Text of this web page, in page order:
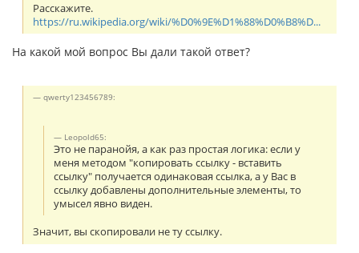
Расскажите.
https://ru.wikipedia.org/wiki/%D0%9E%D1%88%D0%B8%D...
На какой мой вопрос Вы дали такой ответ?
qwerty123456789:
Leopold65:
Это не паранойя, а как раз простая логика: если у
меня методом "копировать ссылку - вставить
ссылку" получается одинаковая ссылка, а у Вас в
ссылку добавлены дополнительные элементы, то
умысел явно виден.
Значит, вы скопировали не ту ссылку.